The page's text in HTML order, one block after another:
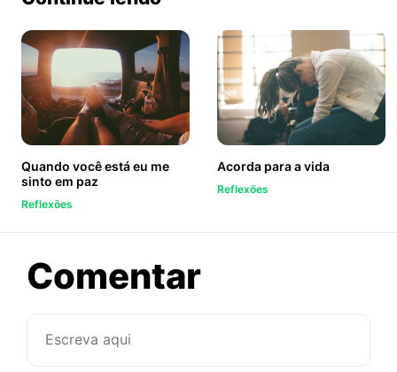
Quando você está eu me
sinto em paz
Reflexões
Acorda para a vida
Reflexões
Comentarsobre